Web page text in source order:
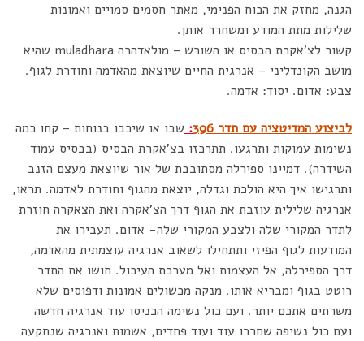
הגנה, מחזק את הכוח הפנימי, מאתר חסמים סמויים ואמונות
שלילות מתת המודע ומשחרר אותן.
קשור לצ'אקרת הבסיס או השורש – מולאדהרה muladhara שהיא
מושב הקונדליני – אנרגית החיים שיוצאת מהאדמה וחודרת לגוף.
צבע: אדום. יסוד: אדמה.
לביצוע המדיטציה עם תדר 396 : שבו או שיכבו בנוחות – קחו כמה
נשימות עמוקות ותרגעו. תתרכזו בצ'אקרת הבסיס (בבסיס עמוד
השידרה). דמיינו ספירלה מסתובבת של אור שיוצאת מעצם הזנב
ותרגישו איך היא הולכת וגדלה, יוצאת מהגוף וחודרת לאדמה. תראו,
אנרגיה שלילית עוזבת את הגוף דרך הצ'אקרה ואת הצאקרה חוזרת
לתדר המקורי שלה ולצבע המקורי שלה- אדום. תעבירו את
המודעות לגוף הפיזי ותתחילו לשאוב אנרגיה עוצמתית מהאדמה,
דרך הספירלה, אל העצמות ואל מערכת העיכול. חושו את התדר
רוטט בגוף ומבריא אותו. מנקה מכשולים אמונות ודפוסים שלא
משרתים אתכם יותר. ועם כול נשימה הכניסו עוד אנרגיה חדשה
ועם כול נשיפה שחררו עוד ועוד פחדים, אשמות ואנרגיה שנתקעה